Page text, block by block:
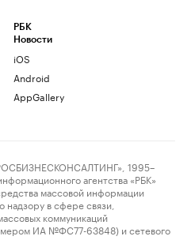
РБК
Новости
iOS
Android
AppGallery
1995–
агентства «РБК»
массовой информации
в сфере связи,
коммуникаций
ИА №ФС77-63848) и сетевого